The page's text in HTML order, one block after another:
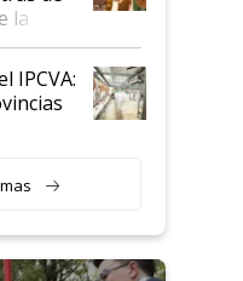
la
IPCVA: